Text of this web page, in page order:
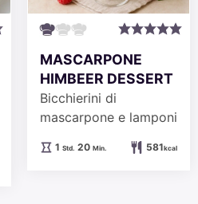
MASCARPONE
HIMBEER DESSERT
Bicchierini di
mascarpone e lamponi
1Stunde
Std. 20Minuten
Min. 581kcal